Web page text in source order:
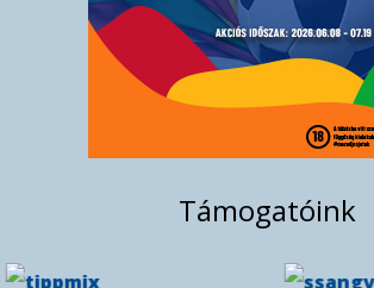
zárjuk a ...
máj. 30, 2026
Támogatóink